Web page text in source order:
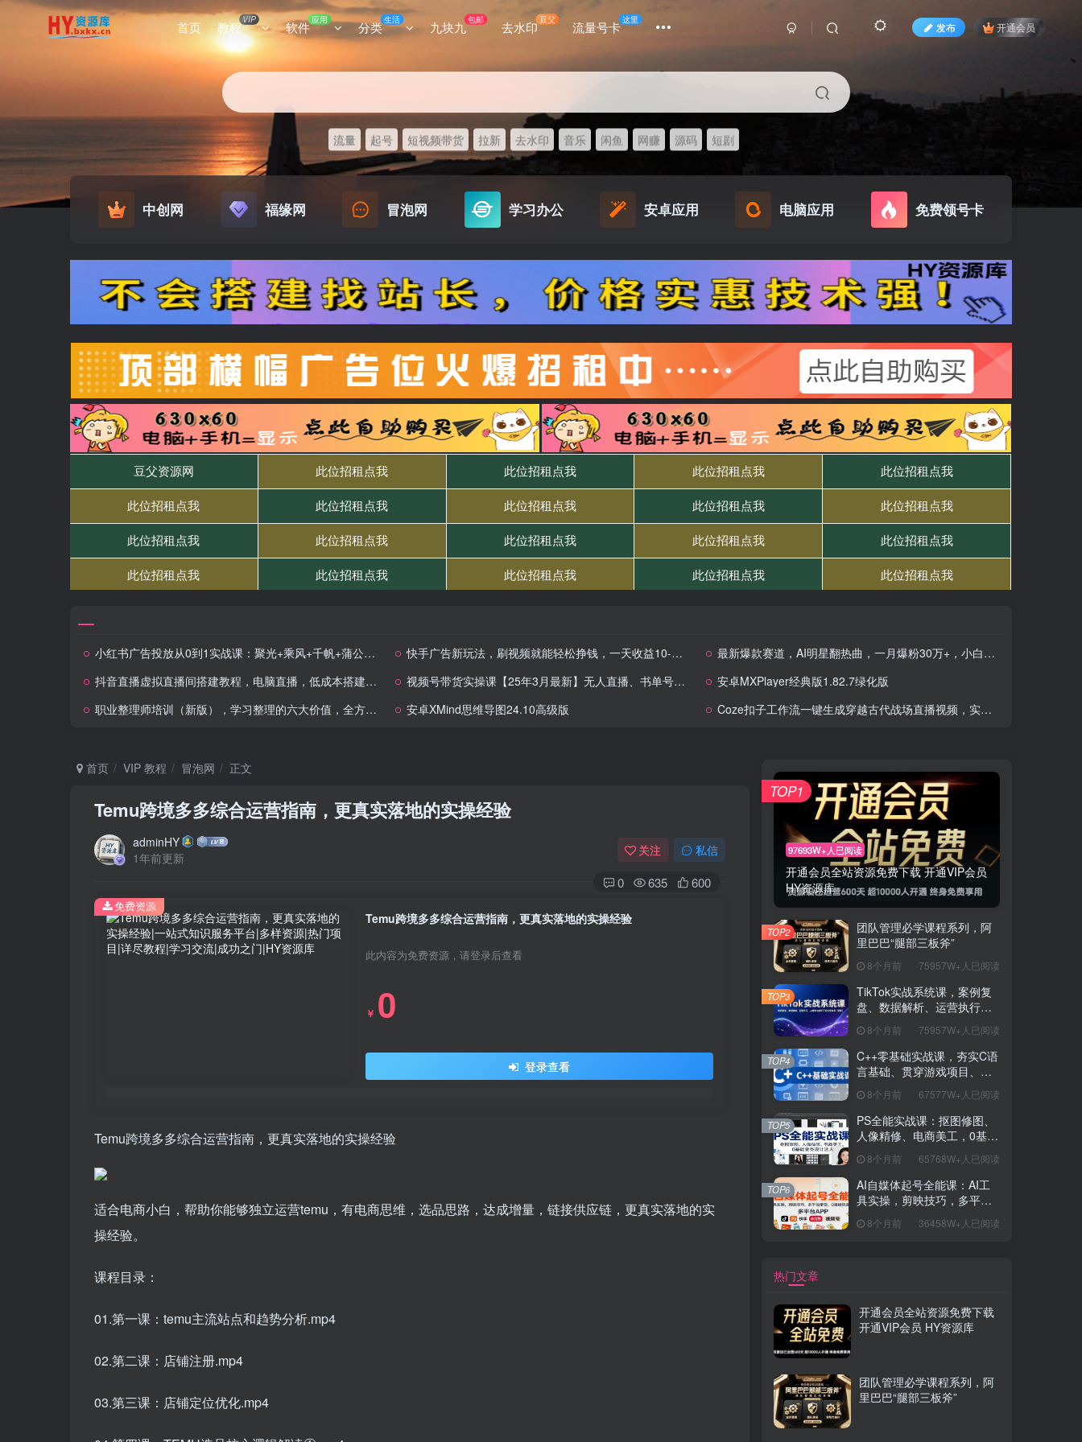
首页 教程VIP 软件 应用 分类生活 九块九包邮 去水印豆父 流量号卡这里
发布 开通会员
流量 起号 短视频带货 拉新 去水印 音乐 闲鱼 网赚 源码 短剧
中创网 福缘网 冒泡网 学习办公 安卓应用 电脑应用 免费领号卡
小红书广告投放从0到1实战课：聚光+乘风+千帆+蒲公英全平台实操 快手广告新玩法，刷视频就能轻松挣钱，一天收益10-50+
最新爆款赛道，AI明星翻热曲，一月爆粉30万+，小白也能上手，月入轻松过万
抖音直播虚拟直播间搭建教程，电脑直播，低成本搭建高清晰虚拟直播间，背景任意换，立显高大上
视频号带货实操课【25年3月最新】无人直播、书单号卖货、个人IP口播等，钉钉直播课+资料素材
安卓MXPlayer经典版1.82.7绿化版
职业整理师培训（新版），学习整理的六大价值，全方位自我提升！
安卓XMind思维导图24.10高级版 Coze扣子工作流一键生成穿越古代战场直播视频，实操教学通俗易懂
首页 VIP 教程 冒泡网 正文
Temu跨境多多综合运营指南，更真实落地的实操经验
adminHY
1年前更新
关注 私信
0 635 600
Temu跨境多多综合运营指南，更真实落地的实操经验
此内容为免费资源，请登录后查看
￥ 0
登录查看
免费资源
Temu跨境多多综合运营指南，更真实落地的实操经验
适合电商小白，帮助你能够独立运营temu，有电商思维，选品思路，达成增量，链接供应链，更真实落地的实
操经验。
课程目录：
01.第一课：temu主流站点和趋势分析.mp4
02.第二课：店铺注册.mp4
03.第三课：店铺定位优化.mp4
97693W+人已阅读
开通会员全站资源免费下载 开通VIP会员
HY资源库
TOP1
团队管理必学课程系列，阿
里巴巴“腿部三板斧”
8个月前 75957W+人已阅读
TOP2
TikTok实战系统课，案例复
盘、数据解析、运营执行，
（更新）
8个月前 75957W+人已阅读
TOP3
C++零基础实战课，夯实C语
言基础、贯穿游戏项目、掌
薪15K+岗位
8个月前 67577W+人已阅读
TOP4
PS全能实战课：抠图修图、
人像精修、电商美工，0基础
8个月前 65768W+人已阅读
TOP5
AI自媒体起号全能课：AI工
具实操，剪映技巧，多平台
8个月前 36458W+人已阅读
TOP6
热门文章
开通会员全站资源免费下载
开通VIP会员 HY资源库
团队管理必学课程系列，阿
里巴巴“腿部三板斧”